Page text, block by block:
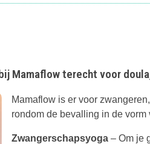
Mamaflow terecht voor
Mamaflow is er voor
rondom de bevalling in de
Zwangerschapsyoga – Om je